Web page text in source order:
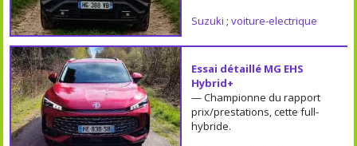
Suzuki ; voiture-electrique
Essai détaillé MG EHS
Hybrid+
— Championne du rapport
prix/prestations, cette full-
hybride.